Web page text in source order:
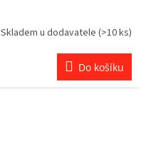
Skladem u dodavatele (>10 ks)
Do košíku